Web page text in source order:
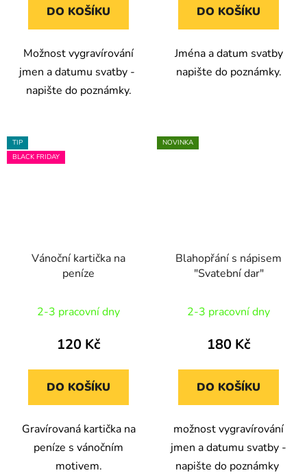
DO KOŠÍKU
Možnost vygravírování
jmen a datumu svatby -
napište do poznámky.
DO KOŠÍKU
Jména a datum svatby
napište do poznámky.
TIP
BLACK FRIDAY
Vánoční kartička na
peníze
2-3 pracovní dny
120 Kč
DO KOŠÍKU
Gravírovaná kartička na
peníze s vánočním
motivem.
NOVINKA
Blahopřání s nápisem
"Svatební dar"
2-3 pracovní dny
180 Kč
DO KOŠÍKU
možnost vygravírování
jmen a datumu svatby -
napište do poznámky